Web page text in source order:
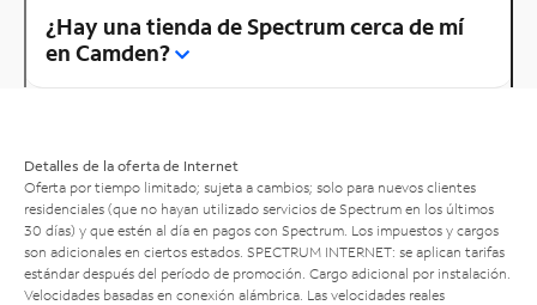
¿Hay una tienda de Spectrum cerca de mí
en Camden?
Detalles de la oferta de Internet
Oferta por tiempo limitado; sujeta a cambios; solo para nuevos clientes
residenciales (que no hayan utilizado servicios de Spectrum en los últimos
30 días) y que estén al día en pagos con Spectrum. Los impuestos y cargos
son adicionales en ciertos estados. SPECTRUM INTERNET: se aplican tarifas
estándar después del período de promoción. Cargo adicional por instalación.
Velocidades basadas en conexión alámbrica. Las velocidades reales